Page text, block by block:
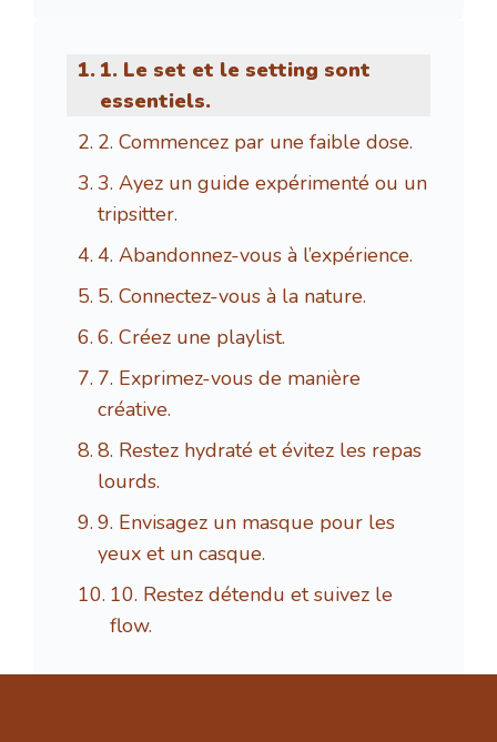
1. Le set et le setting sont
essentiels.
2. Commencez par une faible dose.
3. Ayez un guide expérimenté ou un
tripsitter.
4. Abandonnez-vous à l’expérience.
5. Connectez-vous à la nature.
6. Créez une playlist.
7. Exprimez-vous de manière
créative.
8. Restez hydraté et évitez les repas
lourds.
9. Envisagez un masque pour les
yeux et un casque.
10. Restez détendu et suivez le
flow.